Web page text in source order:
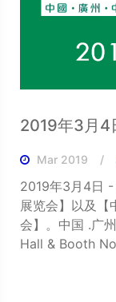
2019年3月4
Mar 2019
2019年3月4日 -
展览会】以及【
会】。中国 .广
Hall & Booth